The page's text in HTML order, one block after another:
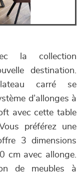
la collection
destination.
carré se
d’allonges à
avec cette table
préférez une
3 dimensions
cm avec allonge.
de meubles à